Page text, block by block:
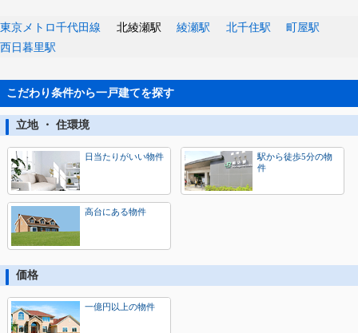
東京メトロ千代田線 北綾瀬駅 綾瀬駅 北千住駅
町屋駅
西日暮里駅
こだわり条件から一戸建てを探す
立地 ・ 住環境
日当たりがいい物件
駅から徒歩5分の物
件
高台にある物件
価格
一億円以上の物件